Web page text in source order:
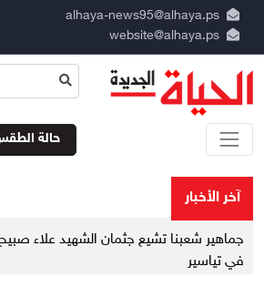
alhaya-news95@alhaya.ps
website@alhaya.ps
حالة الطقس
آخر الأخبار
جماهير شعبنا تشيع جثمان الشهيد علاء صبيح
في تياسير